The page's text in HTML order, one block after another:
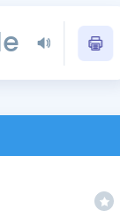
YDS - YÖKDİL
İngilizce Gramer